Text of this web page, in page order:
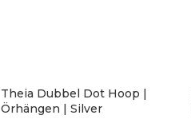
Theia Dubbel Dot Hoop |
Örhängen | Silver